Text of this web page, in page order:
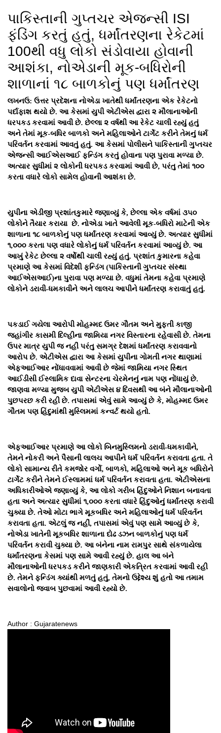
પાકિસ્તાની ગુપ્તચર એજન્સી ISI
ફંડિંગ કરતું હતું, ધર્માંતરણના રેકેટમાં
100થી વધુ લોકો સંડોવાયા હોવાની
આશંકા, નોએડાની મૂક-બધિરોની
શાળાનાં ૧૮ બાળકોનું પણ ધર્માંતરણ
લખનઉ: ઉત્તર પ્રદેશના નોએડા ખાતેથી ધર્માંતરણના એક રેકેટનો
પર્દાફાશ થયો છે. આ કેસમાં યુપી એટીએસ દ્વારા ૨ મૌલાનાઓની
ધરપકડ કરવામાં આવી છે. છેલ્લા ૨ વર્ષથી આ રેકેટ ચાલી રહ્યું હતું
અને તેમાં મૂક-બધિર બાળકો અને મહિલાઓને ટાર્ગેટ કરીને તેમનું ધર્મ
પરિવર્તન કરવામાં આવતું હતું. આ કેસમાં પોલીસને પાકિસ્તાની ગુપ્તચર
એજન્સી આઈએસઆઈ ફન્ડિંગ કરતું હોવાના પણ પુરાવા મળ્યા છે.
અત્યાર સુધીમાં ૨ લોકોની ધરપકડ કરવામાં આવી છે, પરંતુ તેમાં ૧૦૦
કરતા વધારે લોકો સામેલ હોવાની આશંકા છે.
યુપીના એડીજી પ્રશાંતકુમારે જણાવ્યું કે, છેલ્લા એક વર્ષમાં ૩૫૦
લોકોને તૈયાર કરાયા છે. નોએડા ખાતે આવેલી મૂક-બધિરો માટેની એક
શાળાના ૧૮ બાળકોનું પણ ધર્માંતરણ કરવામાં આવ્યું છે. અત્યાર સુધીમાં
૧,૦૦૦ કરતા પણ વધારે લોકોનું ધર્મ પરિવર્તન કરવામાં આવ્યું છે. આ
આખું રેકેટ છેલ્લા ૨ વર્ષોથી ચાલી રહ્યું હતું. પ્રશાંત કુમારના કહેવા
પ્રમાણે આ કેસમાં વિદેશી ફન્ડિંગ (પાકિસ્તાની ગુપ્તચર સંસ્થા
આઈએસઆઈ)ના પુરાવા પણ મળ્યા છે. વધુમાં તેમના કહેવા પ્રમાણે
લોકોને ડરાવી-ધમકાવીને અને લાલચ આપીને ધર્માંતરણ કરાવાતું હતું.
પકડાઈ ગયેલા આરોપી મોહમ્મદ ઉમર ગૌતમ અને મુફ્તી કાજી
જહાંગીર કાસમી દિલ્હીના જામિયા નગર વિસ્તારના રહેવાસી છે. તેમના
ઉપર માત્ર યુપી જ નહીં પરંતુ સમગ્ર દેશમાં ધર્માંતરણ કરાવવાનો
આરોપ છે. એટીએસ દ્વારા આ કેસમાં યુપીના ગોમતી નગર થાણામાં
એફઆઈઆર નોંધાવવામાં આવી છે જેમાં જામિયા નગર સ્થિત
આઈડીસી ઈસ્લામિક દાવા સેન્ટરના ચેરમેનનું નામ પણ નોંધાયું છે.
જાણવા મળ્યા મુજબ યુપી એટીએસ ૪ દિવસથી આ બંને મૌલાનાઓની
પુછપરછ કરી રહી છે. તપાસમાં એવું સામે આવ્યું છે કે, મોહમ્મદ ઉમર
ગૌતમ પણ હિંદુમાંથી મુસ્લિમમાં કન્વર્ટ થયો હતો.
એફઆઈઆર પ્રમાણે આ લોકો બિનમુસ્લિમનો ડરાવી-ધમકાવીને,
તેમને નોકરી અને પૈસાની લાલચ આપીને ધર્મ પરિવર્તન કરાવતા હતા. તે
લોકો સામાન્ય રીતે કમજોર વર્ગો, બાળકો, મહિલાઓ અને મૂક બધિરોને
ટાર્ગેટ કરીને તેમને ઈસ્લામમાં ધર્મ પરિવર્તન કરાવતા હતા. એટીએસના
અધિકારીઓએ જણાવ્યું કે, આ લોકો ગરીબ હિંદુઓને નિશાન બનાવતા
હતા અને અત્યાર સુધીમાં ૧,૦૦૦ કરતા વધારે હિંદુઓનું ધર્માંતરણ કરાવી
ચુક્યા છે. તેઓ મોટા ભાગે મૂકબધિર અને મહિલાઓનું ધર્મ પરિવર્તન
કરાવતા હતા. એટલું જ નહીં, તપાસમાં એવું પણ સામે આવ્યું છે કે,
નોએડા ખાતેની મૂકબધિર શાળાના દોઢ ડઝન બાળકોનું પણ ધર્મ
પરિવર્તન કરાવી ચુક્યા છે. આ બંનેના નામ રામપુર સાથે સંકળાયેલા
ધર્માંતરણના કેસમાં પણ સામે આવી રહ્યું છે. હાલ આ બંને
મૌલાનાઓની ધરપકડ કરીને જાણકારી એકત્રિત કરવામાં આવી રહી
છે. તેમને ફન્ડિંગ ક્યાંથી મળતું હતું, તેમનો ઉદ્દેશ્ય શું હતો આ તમામ
સવાલોનો જવાબ પુછવામાં આવી રહ્યો છે.
Author : Gujaratenews